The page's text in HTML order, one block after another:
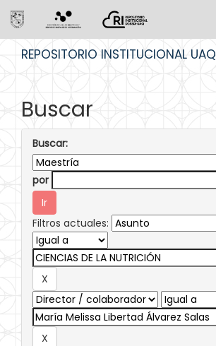
REPOSITORIO INSTITUCIONAL UAQ
Buscar
Buscar:
por
Filtros actuales: